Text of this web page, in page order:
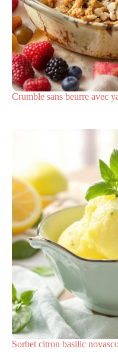
Crumble sans beurre avec
Sorbet citron basilic